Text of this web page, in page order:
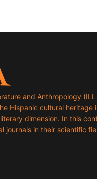
and Anthropology
Hispanic cultural heritage
dimension. In this
journals in their scientific